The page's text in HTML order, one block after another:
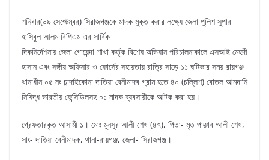
শনিবার(০৯ সেপ্টেম্বর) সিরাজগঞ্জকে মাদক মুক্ত করার লক্ষ্যে জেলা পুলিশ সুপার
হাসিবুল আলম বিপিএম এর সার্বিক
দিকনির্দেশনায় জেলা গোয়েন্দা শাখা কর্তৃক বিশেষ অভিযান পরিচালনাকালে এসআই মেহদী
হাসান এবং সঙ্গীয় অফিসার ও ফোর্সের সহায়তায় রাত্রি সাড়ে ১১ ঘটিকার সময় রায়গঞ্জ
থানাধীন ০৫ নং চান্দাইকোনা দাতিয়া বেনীমাদব গ্রাম হতে ৪০ (চল্লিশ) বোতল আমদানি
নিষিদ্ধ ভারতীয় ফেন্সিডিলসহ ০১ মাদক ব্যবসায়ীকে আটক করা হয়।
গ্রেফতারকৃত আসামী ১। মোঃ মুনসুর আলী শেখ (৪৭), পিতা- মৃত পাঞ্জাব আলী শেখ,
সাং- দাতিয়া বেনীমাদক, থানা-রায়গঞ্জ, জেলা- সিরাজগঞ্জ।